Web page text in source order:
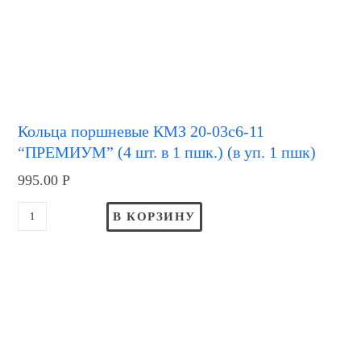
Кольца поршневые КМЗ 20-03с6-11
“ПРЕМИУМ” (4 шт. в 1 пшк.) (в уп. 1 пшк)
995.00Р
В КОРЗИНУ